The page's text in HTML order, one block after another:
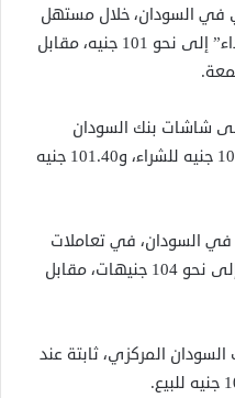
في السودان، خلال مستهل
تعاملات السبت، لدى السوق “السوداء” إلى نحو 101 جنيه، مقابل
شاشات بنك السودان
المركزي، الجمعة، عند مستوى 100.90 جنيه للشراء، و101.40 جنيه
في السودان، في تعاملات
صباح السبت، لدى السوق الموازية، إلى نحو 104 جنيهات، مقابل
المركزي، ثابتة عند